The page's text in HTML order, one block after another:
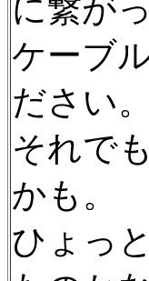
に繋が
ケーブ
ださい。
それで
かも。
ひょっ